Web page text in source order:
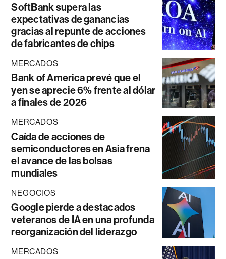
SoftBank supera las
expectativas de ganancias
gracias al repunte de acciones
de fabricantes de chips
MERCADOS
Bank of America prevé que el
yen se aprecie 6% frente al dólar
a finales de 2026
MERCADOS
Caída de acciones de
semiconductores en Asia frena
el avance de las bolsas
mundiales
NEGOCIOS
Google pierde a destacados
veteranos de IA en una profunda
reorganización del liderazgo
MERCADOS